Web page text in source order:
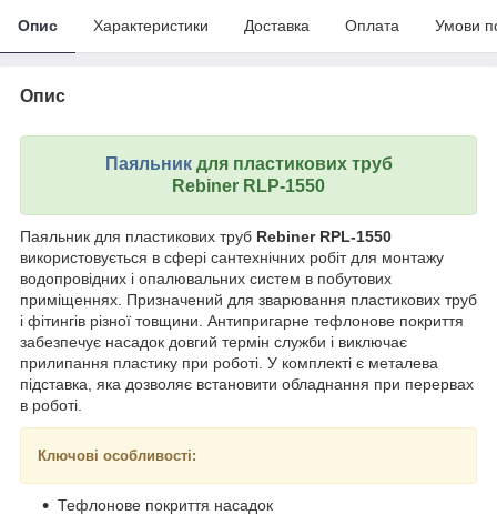
Опис Характеристики Доставка Оплата Умови
Опис
Паяльникдля пластикових труб
Rebiner RLP-1550
Паяльник для пластикових труб Rebiner RPL-1550
використовується в сфері сантехнічних робіт для монтажу
водопровідних і опалювальних систем в побутових
приміщеннях. Призначений для зварювання пластикових труб
і фітингів різної товщини. Антипригарне тефлонове покриття
забезпечує насадок довгий термін служби і виключає
прилипання пластику при роботі. У комплекті є металева
підставка, яка дозволяє встановити обладнання при перервах
в роботі.
Ключові особливості:
Тефлонове покриття насадок